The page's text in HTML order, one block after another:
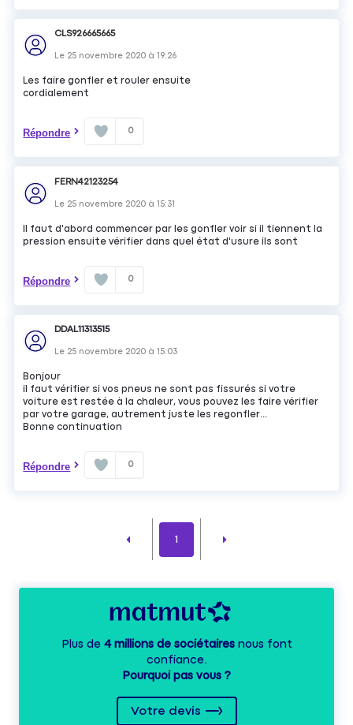
CLS926665665
Le 25 novembre 2020 à19:26
Les faire gonfler et rouler ensuite
cordialement
Répondre 0
FERN42123254
Le 25 novembre 2020 à15:31
Il faut d'abord commencer par les gonfler voir si il tiennent la
pression ensuite vérifier dans quel état d'usure ils sont
Répondre 0
DDAL11313515
Le 25 novembre 2020 à15:03
Bonjour
il faut vérifier si vos pneus ne sont pas fissurés si votre
voiture est restée à la chaleur, vous pouvez les faire vérifier
par votre garage, autrement juste les regonfler...
Bonne continuation
Répondre 0
1
Plus de 4 millions de sociétairesnous font
confiance.
Pourquoi pas vous ?
Votre devis